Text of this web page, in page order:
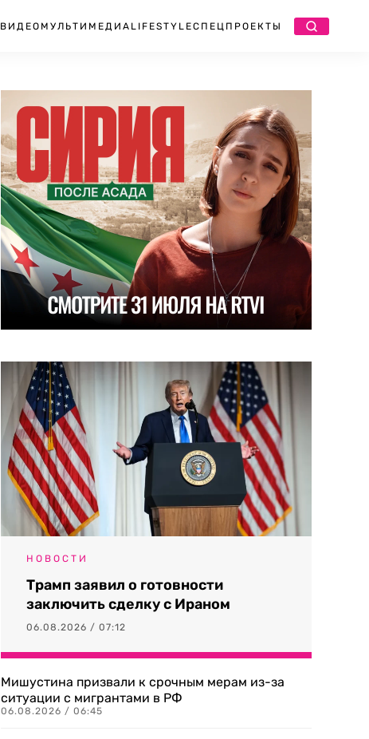
ВИДЕО МУЛЬТИМЕДИА LIFESTYLEСПЕЦПРОЕКТЫ
НОВОСТИ
Трамп заявил о готовности
заключить сделку с Ираном
06.08.2026 / 07:12
Мишустина призвали к срочным мерам из-за
ситуации с мигрантами в РФ
06.08.2026 / 06:45